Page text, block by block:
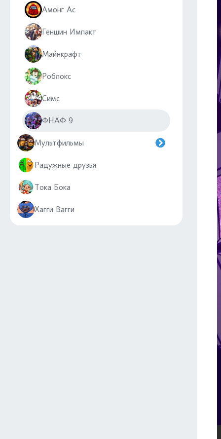
Амонг Ас
Геншин Импакт
Майнкрафт
Роблокс
Симс
ФНАФ 9
Мультфильмы
Радужные друзья
Тока Бока
Хагги Вагги